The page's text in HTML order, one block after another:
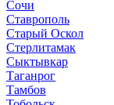
Сочи
Ставрополь
Старый Оскол
Стерлитамак
Сыктывкар
Таганрог
Тамбов